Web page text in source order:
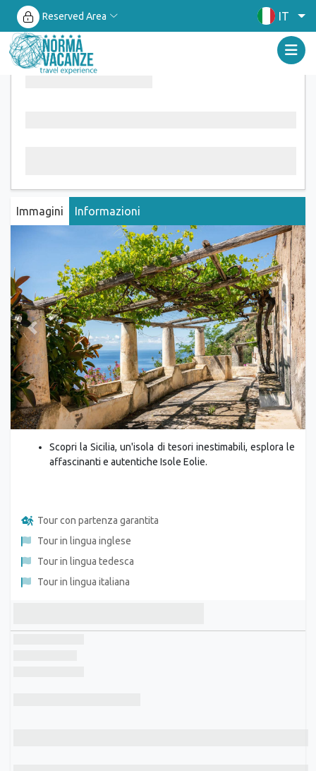
Reserved Area IT
Immagini Informazioni
Previous Next
Scopri la Sicilia, un'isola di tesori inestimabili, esplora le
affascinanti e autentiche Isole Eolie.
Tour con partenza garantita
Tour in lingua inglese
Tour in lingua tedesca
Tour in lingua italiana